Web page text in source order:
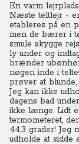
En varm
Næste teltlejr -
etableres på en
men de bærer i
smule skygge
ly under og
brænder
nøgen inde i
prøver at
Jeg kan ikke
dagens bad
ikke længe. Lidt
termometeret,
44,3 grader! Jeg
udholde at